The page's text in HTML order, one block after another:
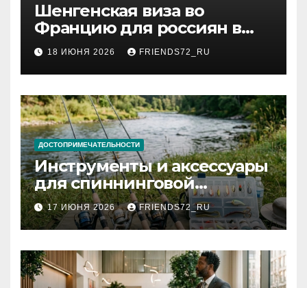
Шенгенская виза во
Францию для россиян в
2026 году: сроки от 3 дней
и список необходимых
документов
18 ИЮНЯ 2026 FRIENDS72_RU
ДОСТОПРИМЕЧАТЕЛЬНОСТИ
Инструменты и аксессуары
для спиннинговой
рыбалки: назначение и
типы
17 ИЮНЯ 2026 FRIENDS72_RU